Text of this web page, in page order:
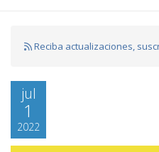
Reciba actualizaciones,
jul
1
2022